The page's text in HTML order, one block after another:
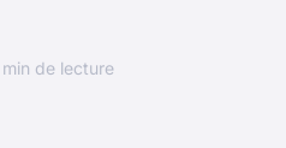
de lecture